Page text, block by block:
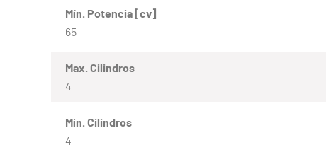
Mín. Potencia [cv]
65
Max. Cilindros
4
Mín. Cilindros
4